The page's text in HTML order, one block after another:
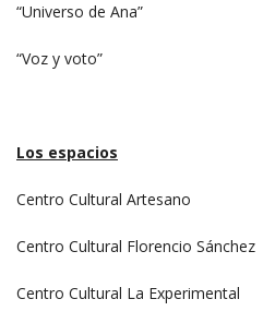
“Universo de Ana”
“Voz y voto”
Los espacios
Centro Cultural Artesano
Centro Cultural Florencio Sánchez
Centro Cultural La Experimental